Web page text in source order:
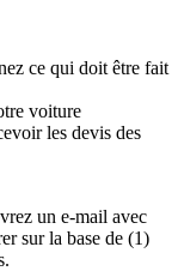
ce qui doit être fait
voiture
les devis des
un e-mail avec
sur la base de (1)